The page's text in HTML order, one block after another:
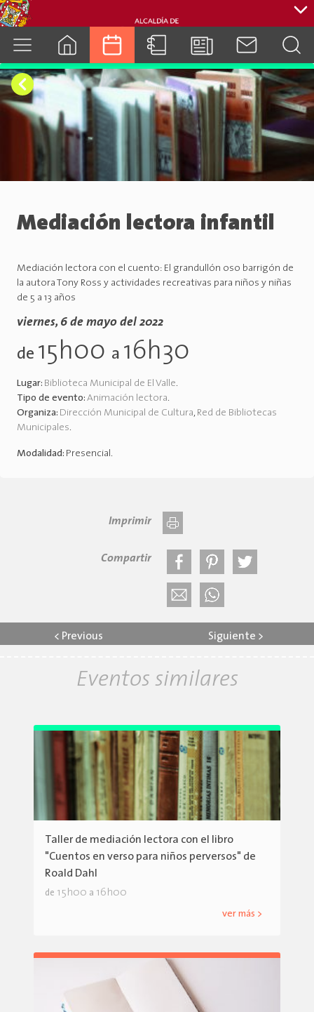
cuenca.gob.ec
Mediación lectora infantil
Mediación lectora con el cuento: El grandullón oso barrigón de
la autora Tony Ross y actividades recreativas para niños y niñas
de 5 a 13 años
viernes, 6 de mayo del 2022
de 15h00 a 16h30
Lugar: Biblioteca Municipal de El Valle.
Tipo de evento: Animación lectora.
Organiza: Dirección Municipal de Cultura, Red de Bibliotecas
Municipales.
Modalidad: Presencial.
Imprimir
Compartir
< Previous Siguiente >
Eventos similares
Taller de mediación lectora con el libro
"Cuentos en verso para niños perversos" de
Roald Dahl
de 15h00 a 16h00
ver más >